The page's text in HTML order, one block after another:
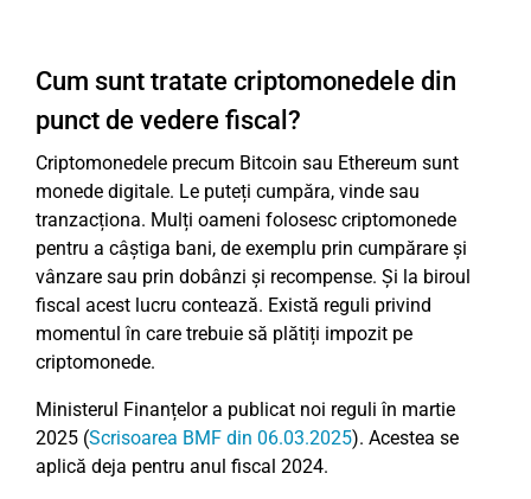
Cum sunt tratate criptomonedele din
punct de vedere fiscal?
Criptomonedele precum Bitcoin sau Ethereum sunt
monede digitale. Le puteți cumpăra, vinde sau
tranzacționa. Mulți oameni folosesc criptomonede
pentru a câștiga bani, de exemplu prin cumpărare și
vânzare sau prin dobânzi și recompense. Și la biroul
fiscal acest lucru contează. Există reguli privind
momentul în care trebuie să plătiți impozit pe
criptomonede.
Ministerul Finanțelor a publicat noi reguli în martie
2025 (Scrisoarea BMF din 06.03.2025). Acestea se
aplică deja pentru anul fiscal 2024.